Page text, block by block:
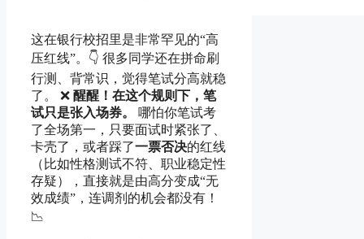
这在银行校招里是非常罕见的“高
压红线”。👇 很多同学还在拼命刷
行测、背常识，觉得笔试分高就稳
了。 ❌ 醒醒！在这个规则下，笔
试只是张入场券。
哪怕你笔试考
了全场第一，只要面试时紧张了、
卡壳了，或者踩了一票否决的红线
（比如性格测试不符、职业稳定性
存疑），直接就是由高分变成“无
效成绩”，连调剂的机会都没有！
📉